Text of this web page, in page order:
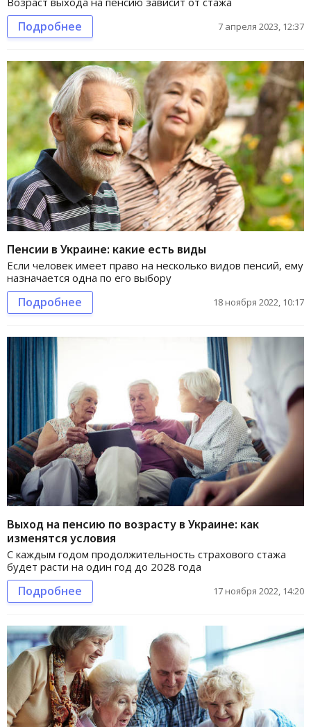
Подробнее 7 апреля 2023, 12:37
Пенсии в Украине: какие есть виды
Если человек имеет право на несколько видов пенсий, ему
назначается одна по его выбору
Подробнее 18 ноября 2022, 10:17
Выход на пенсию по возрасту в Украине: как
изменятся условия
С каждым годом продолжительность страхового стажа
будет расти на один год до 2028 года
Подробнее 17 ноября 2022, 14:20